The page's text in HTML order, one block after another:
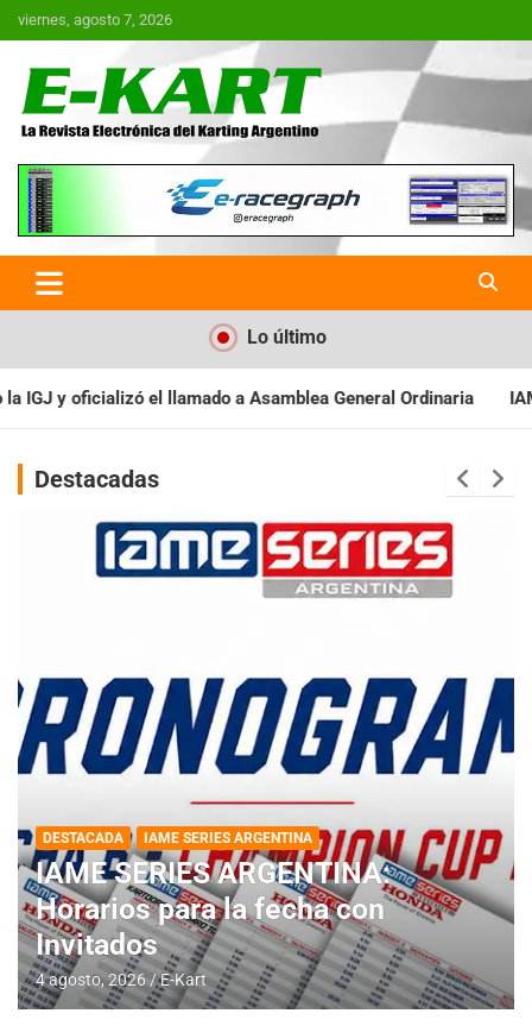
Saltar
al
viernes, agosto 7, 2026
E-Kart.com.ar | La Revista
Electrónica del Karting en
Argentina
Lo último
General Ordinaria IAME SERIES ARGENTINA:
Destacadas
DESTACADA IAME SERIES ARGENTINA
IAME SERIES ARGENTINA:
Horarios para la fecha con
Invitados
4 agosto, 2026 E-Kart